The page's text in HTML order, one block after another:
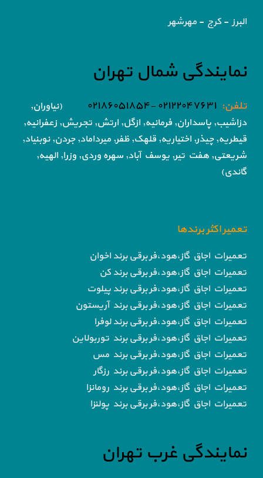
البرز - کرج - مهرشهر
نمایندگی شمال تهران
تلفن: ۰۲۱۲۲۰۴۷۶۳۱ -۰۲۱۸۶۰۵۱۸۵۴
(نیاوران,
دزاشیب, پاسداران, فرمانیه, ازگل, ارتش, تجریش, زعفرانیه,
قیطریه, چیذر, اختیاریه, قلهک, ظفر, میرداماد, جردن, نوبنیاد,
شریعتی, هفت تیر, یوسف آباد, سهره وردی, وزرا, الهیه,
گاندی)
تعمیر اکثر برندها
تعمیرات اجاق گاز،هود،فر برقی برند اخوان
تعمیرات اجاق گاز،هود،فر برقی برند کن
تعمیرات اجاق گاز،هود،فر برقی برند پیلوت
تعمیرات اجاق گاز،هود،فر برقی برند آریستون
تعمیرات اجاق گاز،هود،فر برقی برند لوفرا
تعمیرات اجاق گاز،هود،فر برقی برند توربولاین
تعمیرات اجاق گاز،هود،فر برقی برند مس
تعمیرات اجاق گاز،هود،فر برقی برند رزگار
تعمیرات اجاق گاز،هود،فر برقی برند رومانزا
تعمیرات اجاق گاز،هود،فر برقی برند پولنزا
نمایندگی غرب تهران